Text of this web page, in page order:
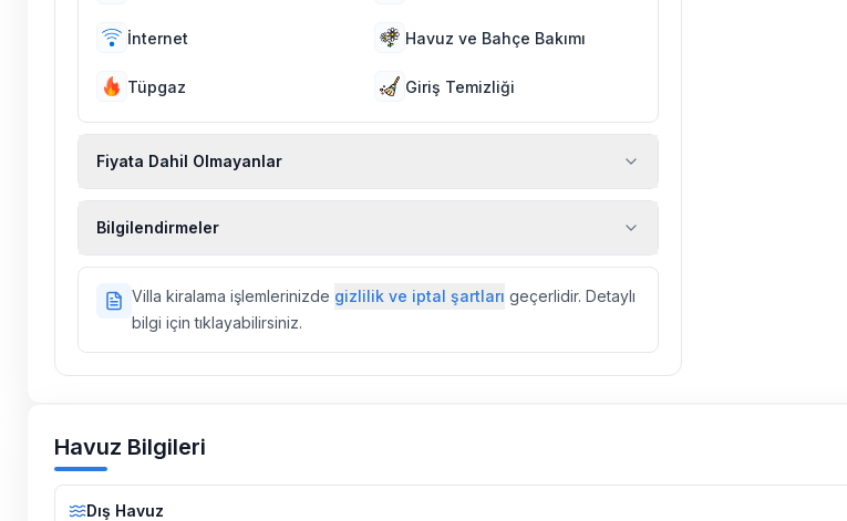
İnternet Havuz ve Bahçe Bakımı
Tüpgaz Giriş Temizliği
Fiyata Dahil Olmayanlar
Bilgilendirmeler
ilaçlama yapılmaktadır. Buna rağmen çevrede kelebek, böcek, sinek
vs. bulunma ihtimali vardır.
Villalarımızın bulunmuş olduğu bölgelerde dönemsel olarak altyapı
Villa kiralama işlemlerinizde gizlilik ve iptal şartları geçerlidir. Detaylı
bilgi için tıklayabilirsiniz.
Havuz Bilgileri
Dış Havuz